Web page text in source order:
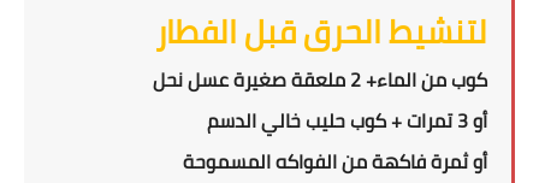
لتنشيط الحرق قبل الفطار
كوب من الماء+ 2 ملعقة صغيرة عسل نحل
أو 3 تمرات + كوب حليب خالي الدسم
أو ثمرة فاكهة من الفواكه المسموحة